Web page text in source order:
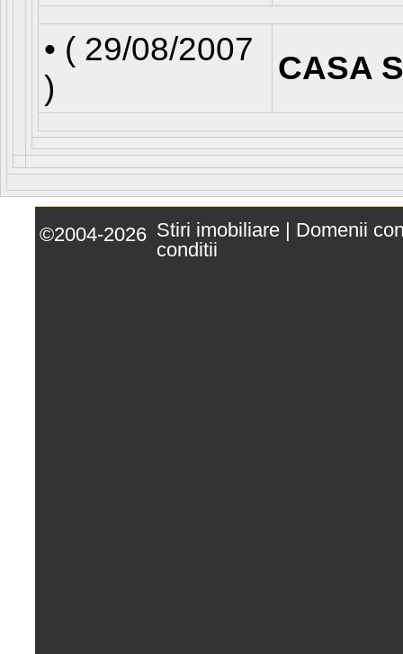
• ( 29/08/2007
)
CASA
©2004-2026 Stiri imobiliare | Domenii
conditii